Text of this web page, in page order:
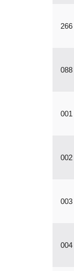
266
088
001
002
003
004